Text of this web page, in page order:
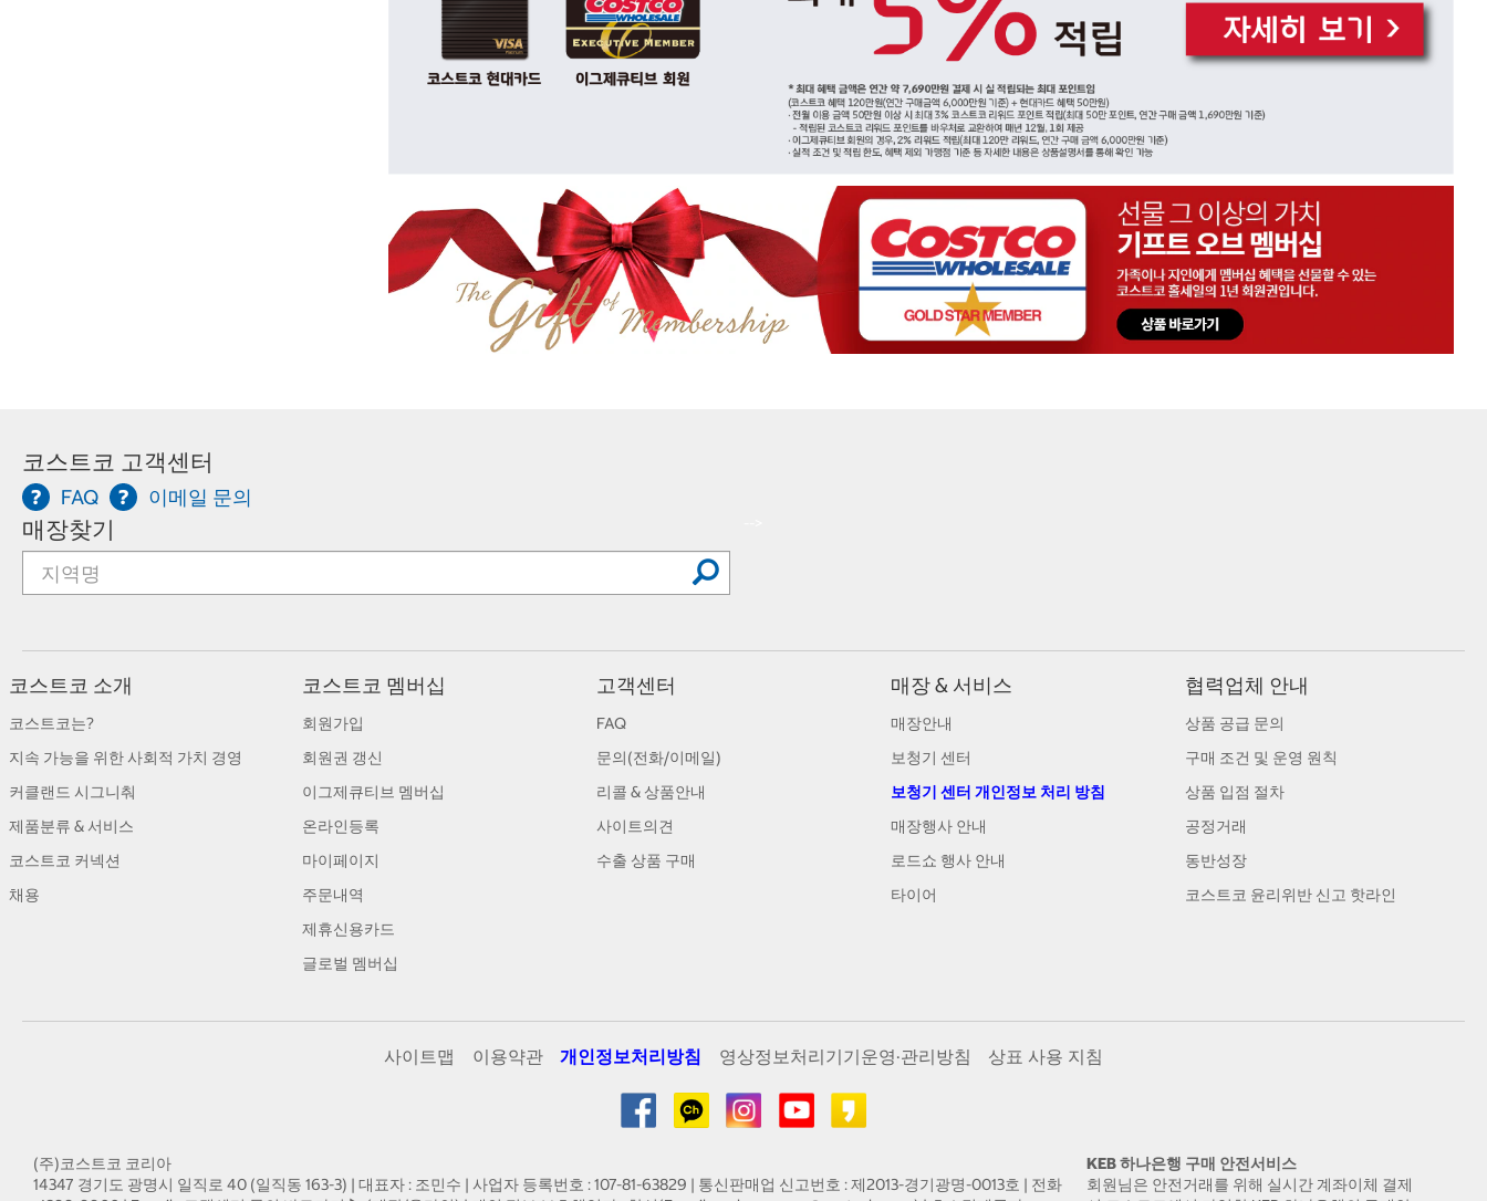
코스트코 고객센터
FAQ 이메일 문의
매장찾기
코스트코 소개
코스트코는?
지속 가능을 위한 사회적 가치 경영
커클랜드 시그니춰
제품분류 & 서비스
코스트코 커넥션
채용
코스트코 멤버십
회원가입
회원권 갱신
이그제큐티브 멤버십
온라인등록
마이페이지
주문내역
제휴신용카드
글로벌 멤버십
고객센터
FAQ
문의(전화/이메일)
리콜 & 상품안내
사이트의견
수출 상품 구매
매장 & 서비스
매장안내
보청기 센터
보청기 센터 개인정보 처리 방침
매장행사 안내
로드쇼 행사 안내
타이어
협력업체 안내
상품 공급 문의
구매 조건 및 운영 원칙
상품 입점 절차
공정거래
동반성장
코스트코 윤리위반 신고 핫라인
사이트맵 이용약관 개인정보처리방침 영상정보처리기기운영·관리방침 상표 사용 지침
(주)코스트코 코리아
14347 경기도 광명시 일직로 40 (일직동 163-3) | 대표자 : 조민수 | 사업자 등록번호 : 107-81-63829 | 통신판매업 신고번호 : 제2013-경기광명-0013호 | 전화
KEB 하나은행 구매 안전서비스
회원님은 안전거래를 위해 실시간 계좌이체 결제